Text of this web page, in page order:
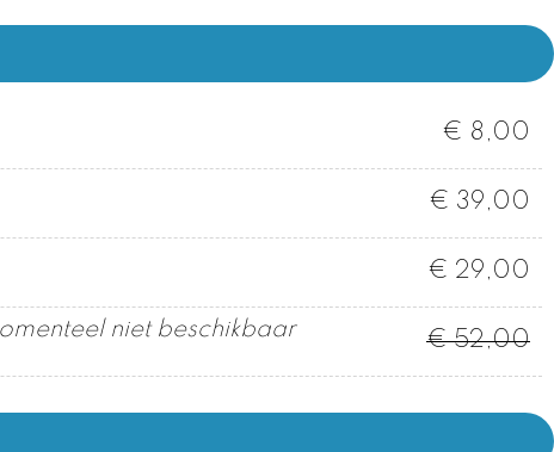
€ 8,00
€ 39,00
€ 29,00
niet beschikbaar € 52,00